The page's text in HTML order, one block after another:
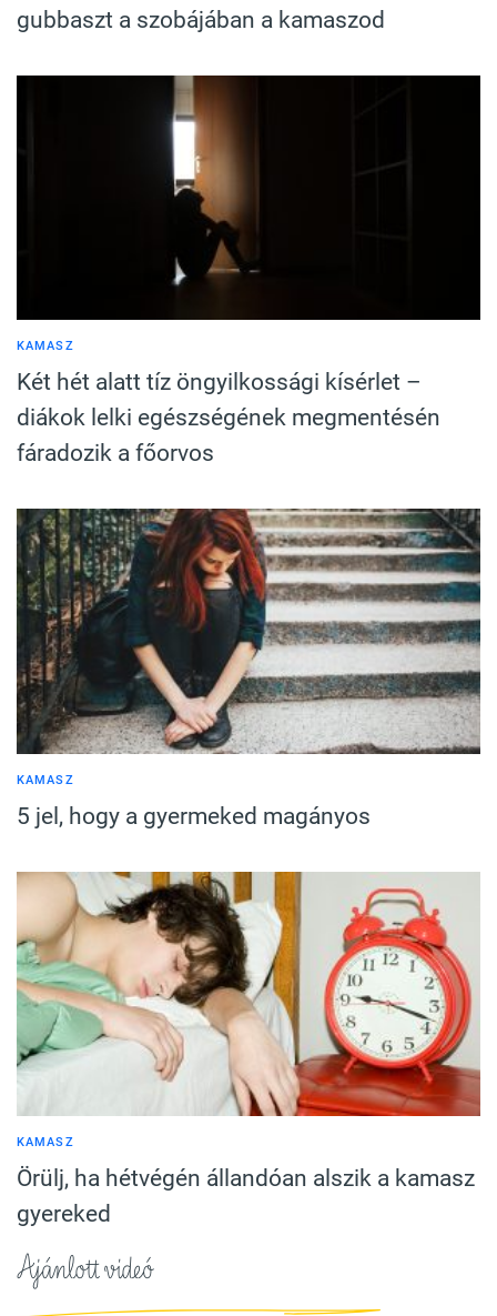
gubbaszt a szobájában a kamaszod
KAMASZ
Két hét alatt tíz öngyilkossági kísérlet –
diákok lelki egészségének megmentésén
fáradozik a főorvos
KAMASZ
5 jel, hogy a gyermeked magányos
KAMASZ
Örülj, ha hétvégén állandóan alszik a kamasz
gyereked
Ajánlott videó